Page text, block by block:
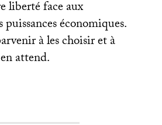
liberté face aux
économiques.
à les choisir et à
attend.